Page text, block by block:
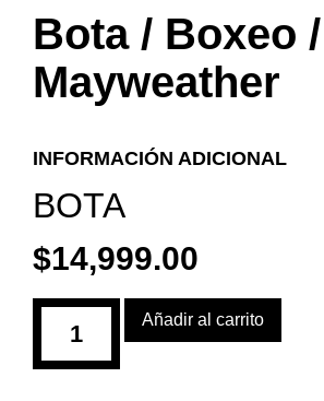
Bota / Boxeo
Mayweather
INFORMACIÓN ADICIONAL
BOTA
$14,999.00
Añadir al carrito